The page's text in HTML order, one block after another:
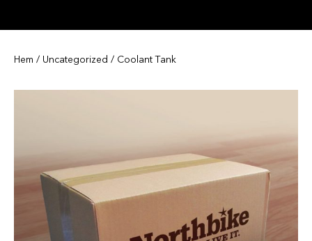
Hem / Uncategorized / Coolant Tank